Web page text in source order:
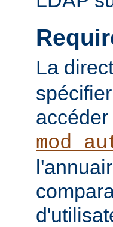
La